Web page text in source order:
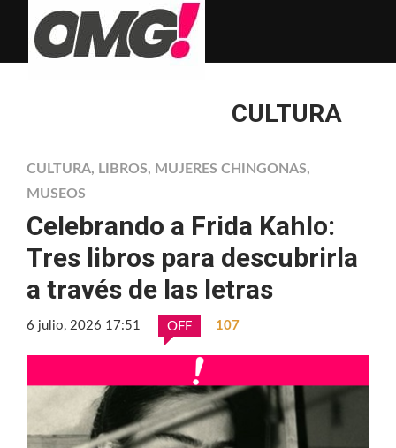
CULTURA
CULTURA, LIBROS, MUJERES CHINGONAS,
MUSEOS
Celebrando a Frida Kahlo:
Tres libros para descubrirla
a través de las letras
6 julio, 2026 17:51 OFF 107